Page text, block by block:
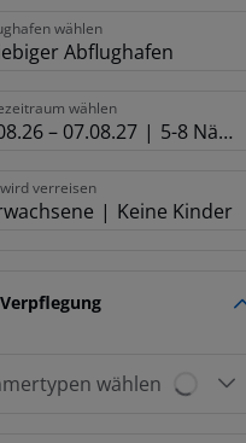
wählen
Abflughafen
wählen
– 07.08.27 5-8 Nächte
verreisen
Keine Kinder
wählen